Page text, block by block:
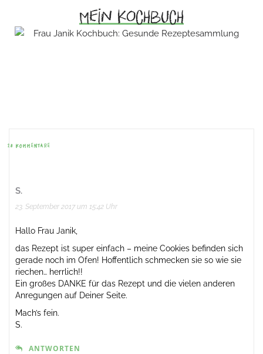
Mein Kochbuch
Navigation
28 KOMMENTARE
S.
23. September 2017 um 15:42 Uhr
Hallo Frau Janik,
das Rezept ist super einfach – meine Cookies befinden sich
gerade noch im Ofen! Hoffentlich schmecken sie so wie sie
riechen… herrlich!!
Ein großes DANKE für das Rezept und die vielen anderen
Anregungen auf Deiner Seite.
Mach’s fein.
S.
ANTWORTEN